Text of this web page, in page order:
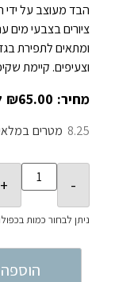
ציורים בצבעי
ומתאים לתפירת
וצעיפים. קיימת
₪65.00
8.25